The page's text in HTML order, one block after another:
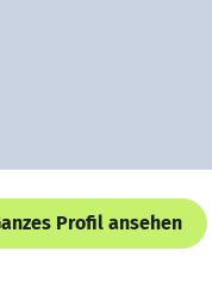
Profil ansehen